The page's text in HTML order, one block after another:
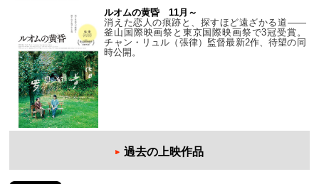
ルオムの黄昏 11月～
消えた恋人の痕跡と、探すほど遠ざかる道——
釜山国際映画祭と東京国際映画祭で3冠受賞。
チャン・リュル（張律）監督最新2作、待望の同
時公開。
過去の上映作品